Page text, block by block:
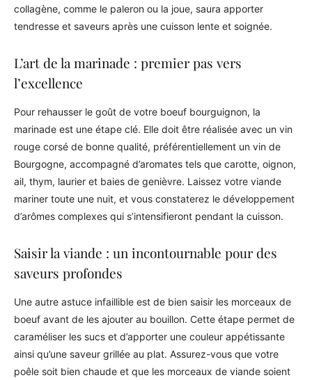
collagène, comme le paleron ou la joue, saura apporter
tendresse et saveurs après une cuisson lente et soignée.
L’art de la marinade : premier pas vers
l’excellence
Pour rehausser le goût de votre boeuf bourguignon, la
marinade est une étape clé. Elle doit être réalisée avec un vin
rouge corsé de bonne qualité, préférentiellement un vin de
Bourgogne, accompagné d’aromates tels que carotte, oignon,
ail, thym, laurier et baies de genièvre. Laissez votre viande
mariner toute une nuit, et vous constaterez le développement
d’arômes complexes qui s’intensifieront pendant la cuisson.
Saisir la viande : un incontournable pour des
saveurs profondes
Une autre astuce infaillible est de bien saisir les morceaux de
boeuf avant de les ajouter au bouillon. Cette étape permet de
caraméliser les sucs et d’apporter une couleur appétissante
ainsi qu’une saveur grillée au plat. Assurez-vous que votre
poêle soit bien chaude et que les morceaux de viande soient